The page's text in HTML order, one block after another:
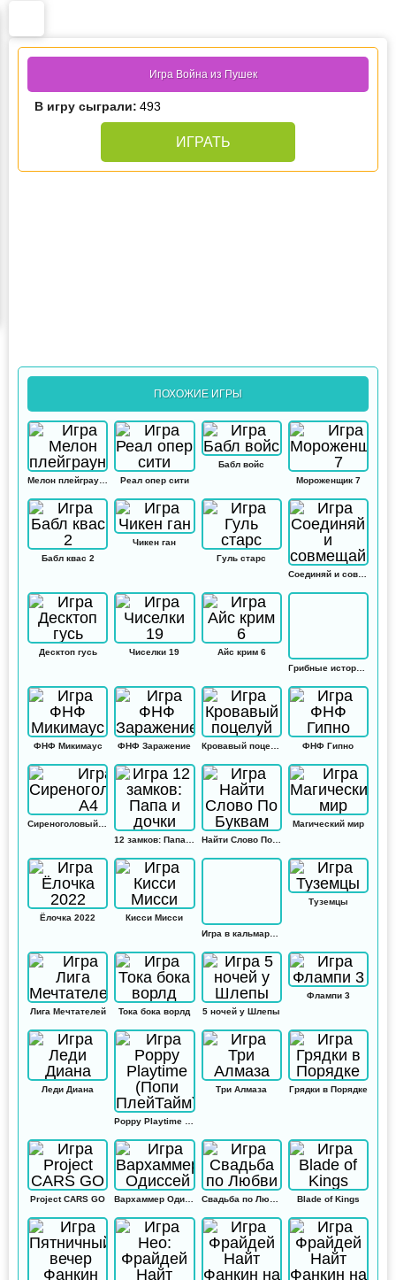
Игра Война из Пушек
В игру сыграли: 493
ИГРАТЬ
ПОХОЖИЕ ИГРЫ
Реал опер сити
Бабл войс
Мороженщик 7
Бабл квас 2
Чикен ган
Гуль старс
Соединяй и совмещай
Десктоп гусь Чиселки 19
Айс крим 6
Грибные истории: Кликер
ФНФ Микимаус ФНФ Заражение Кровавый поцелуй ФНФ Гипно
Найти Слово По Буквам
Магический мир
Ёлочка 2022
Кисси Мисси
Игра в кальмара: Амонг ас
Туземцы
Лига Мечтателей Тока бока ворлд 5 ночей у Шлепы
Флампи 3
Леди Диана Три Алмаза Грядки в Порядке
Project CARS GO Свадьба по Любви Blade of Kings